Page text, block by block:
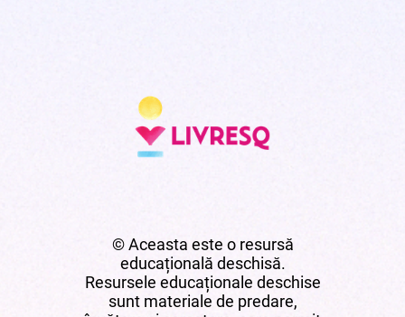
© Aceasta este o resursă
educațională deschisă.
Resursele educaționale deschise
sunt materiale de predare,